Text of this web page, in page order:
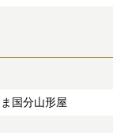
国分山形屋